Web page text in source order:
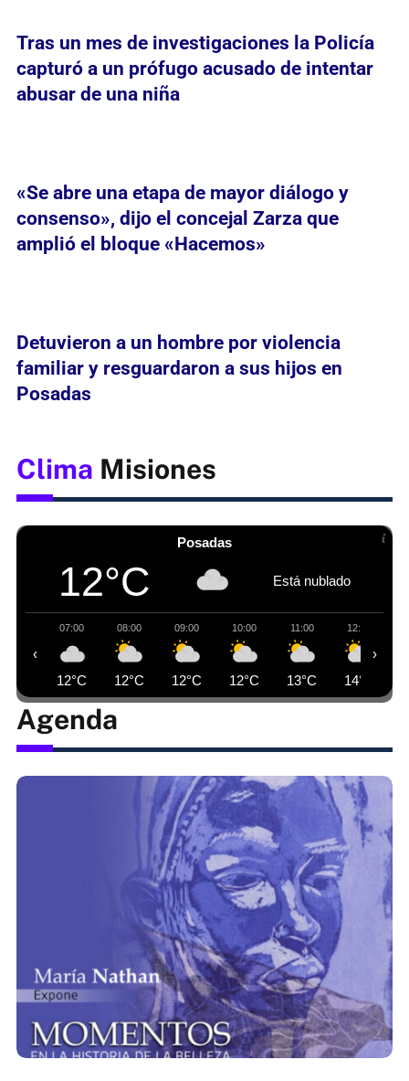
Tras un mes de investigaciones la Policía
capturó a un prófugo acusado de intentar
abusar de una niña
«Se abre una etapa de mayor diálogo y
consenso», dijo el concejal Zarza que
amplió el bloque «Hacemos»
Detuvieron a un hombre por violencia
familiar y resguardaron a sus hijos en
Posadas
Clima Misiones
Posadas
12°C Está nublado
07:00
12°C
08:00
12°C
09:00
12°C
10:00
12°C
11:00
13°C
12:00
14°C
‹ ›
Agenda